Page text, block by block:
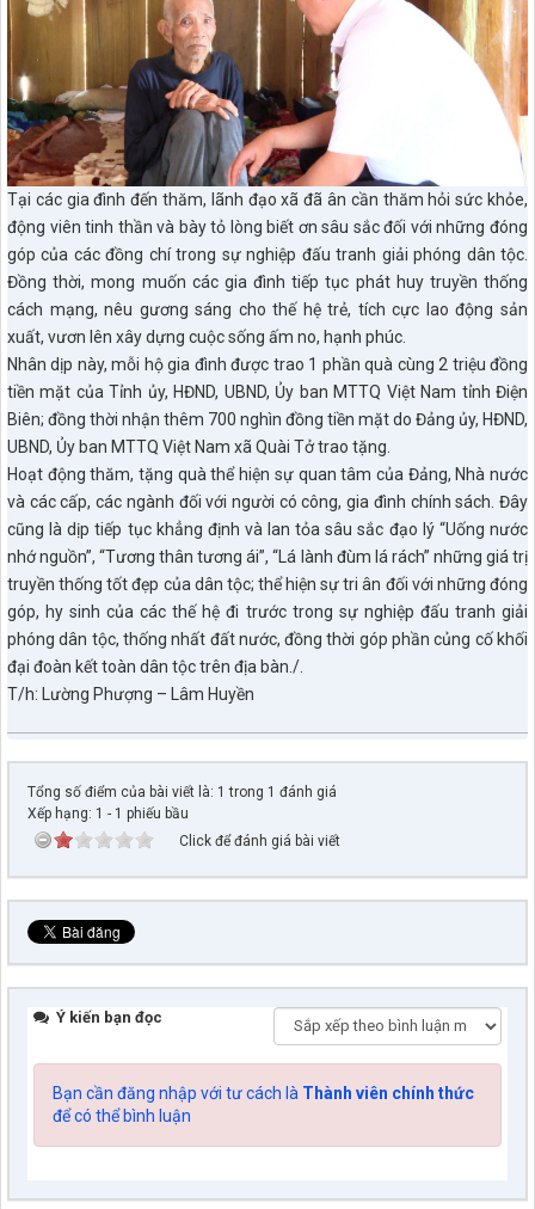
Tại các gia đình đến thăm, lãnh đạo xã đã ân cần thăm hỏi sức khỏe,
động viên tinh thần và bày tỏ lòng biết ơn sâu sắc đối với những đóng
góp của các đồng chí trong sự nghiệp đấu tranh giải phóng dân tộc.
Đồng thời, mong muốn các gia đình tiếp tục phát huy truyền thống
cách mạng, nêu gương sáng cho thế hệ trẻ, tích cực lao động sản
xuất, vươn lên xây dựng cuộc sống ấm no, hạnh phúc.
Nhân dịp này, mỗi hộ gia đình được trao 1 phần quà cùng 2 triệu đồng
tiền mặt của Tỉnh ủy, HĐND, UBND, Ủy ban MTTQ Việt Nam tỉnh Điện
Biên; đồng thời nhận thêm 700 nghìn đồng tiền mặt do Đảng ủy, HĐND,
UBND, Ủy ban MTTQ Việt Nam xã Quài Tở trao tặng.
Hoạt động thăm, tặng quà thể hiện sự quan tâm của Đảng, Nhà nước
và các cấp, các ngành đối với người có công, gia đình chính sách. Đây
cũng là dịp tiếp tục khẳng định và lan tỏa sâu sắc đạo lý “Uống nước
nhớ nguồn”, “Tương thân tương ái”, “Lá lành đùm lá rách” những giá trị
truyền thống tốt đẹp của dân tộc; thể hiện sự tri ân đối với những đóng
góp, hy sinh của các thế hệ đi trước trong sự nghiệp đấu tranh giải
phóng dân tộc, thống nhất đất nước, đồng thời góp phần củng cố khối
đại đoàn kết toàn dân tộc trên địa bàn./.
T/h: Lường Phượng – Lâm Huyền
Tổng số điểm của bài viết là: 1 trong 1 đánh giá
Xếp hạng: 1 - 1 phiếu bầu
Click để đánh giá bài viết
Ý kiến bạn đọc
Bạn cần đăng nhập với tư cách là Thành viên chính thức
để có thể bình luận
Thông báo về việc Công bố, công khai Quy hoạch chung xã
Quài Tở, tỉnh Điện Biên đến năm 2045
lượt xem: 29 | lượt tải:1229
Số:77/NQ-HĐND
Nghị quyết về việc sắp xếp, tổ chức lại các bản trên địa bàn xã
Quài Tở
Nghị quyết về nhiệm vụ trọng tâm và các giải pháp chủ yếu
thực hiện nhiệm vụ phát triển kinh tế - xã hội, đảm bảo quốc
phòng - an ninh 6 tháng cuối năm 2026